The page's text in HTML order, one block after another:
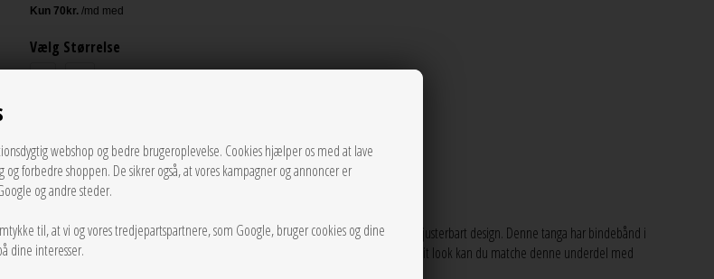
webshop og bedre brugeroplevelse. Cookies hjælper os med at lave
og forbedre shoppen. De sikrer også, at vores kampagner og annoncer er
og andre steder.
til, at vi og vores tredjepartspartnere, som Google, bruger cookies og dine
dine interesser.
Vælg Størrelse
Tilføj til Ønskeskyen
Leopa Baila Bikini Tanga fra Becksöndergaard er en elegant bikiniunderdel med et justerbart design. Denne tanga har bindebånd i
siderne, så du kan tilpasse størrelsen og opnå en perfekt pasform. For at fuldende dit look kan du matche denne underdel med